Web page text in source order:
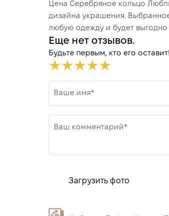
Цена Серебряное кольцо
дизайна украшения.
любую одежду и будет
Еще нет отзывов.
Будьте первым, кто его оставит!
Ваше имя*
Ваш комментарий*
Загрузить фото